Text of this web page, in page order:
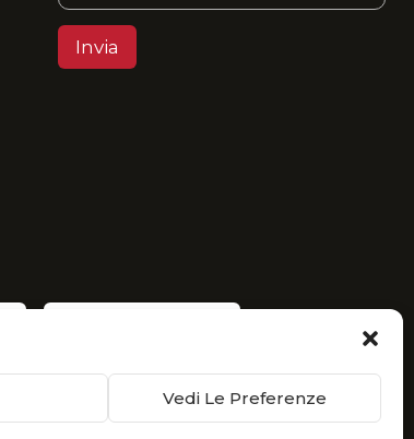
Vedi Le Preferenze